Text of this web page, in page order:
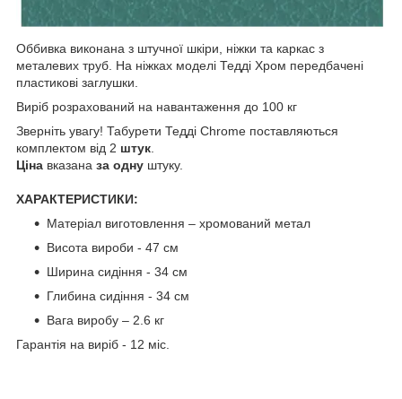
Оббивка виконана з штучної шкіри, ніжки та каркас з
металевих труб. На ніжках моделі Тедді Хром передбачені
пластикові заглушки.
Виріб розрахований на навантаження до 100 кг
Зверніть увагу! Табурети Тедді Chrome поставляються
комплектом від 2 штук.
Ціна вказана за одну штуку.
ХАРАКТЕРИСТИКИ:
Матеріал виготовлення – хромований метал
Висота вироби - 47 см
Ширина сидіння - 34 см
Глибина сидіння - 34 см
Вага виробу – 2.6 кг
Гарантія на виріб - 12 міс.